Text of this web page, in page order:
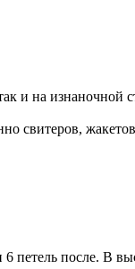
и на изнаночной
свитеров,
петель после. В